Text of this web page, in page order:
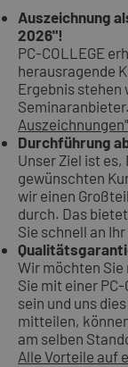
Auszeichnung
2026"!
PC-COLLEGE
herausragende
Ergebnis stehen
Seminaranbieter.
Auszeichnungen"
Durchführung
Unser Ziel ist
gewünschten
wir einen
durch. Das
Sie schnell an Ihr
Wir möchten
Sie mit einer
sein und uns
mitteilen,
am selben
Alle Vorteile auf